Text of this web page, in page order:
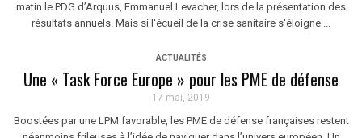
matin le PDG d’Arquus, Emmanuel Levacher, lors de la présentation des
résultats annuels. Mais si l'écueil de la crise sanitaire s'éloigne ...
ACTUALITÉS
Une « Task Force Europe » pour les PME de défense
17 mai, 2019
Boostées par une LPM favorable, les PME de défense françaises restent